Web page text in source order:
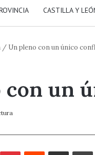
CASTILLA Y
/ Un pleno con un único
con un
PinterestReddit Compartir por correo